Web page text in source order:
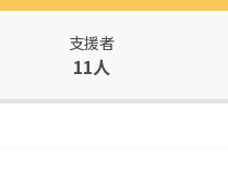
支援者
11人